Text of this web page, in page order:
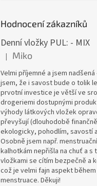
Hodnocení zákazníků
Denní vložky PUL: - MIX
Hodnocení produktu je 5 z 5
| Miko
Velmi příjemné a jsem nadšená
jsem, že i savost bude o tolik
prvotní investice je větší ve
drogeriemi dostupnými
výhody látkových vložek
převyšují (dlouhodobě
ekologicky, pohodlím, savostí
Osobně jsem např.
kalhotkám nepřišla na chuť a s
vložkami se cítím bezpečně a
což je velmi fajn aspekt během
menstruace. Děkuji!